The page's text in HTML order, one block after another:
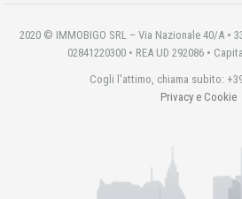
2020 © IMMOBIGO SRL – Via Nazionale 40/A •
02841220300 • REA UD 292086 •
Cogli l'attimo, chiama subito:
Privacy e Cookie